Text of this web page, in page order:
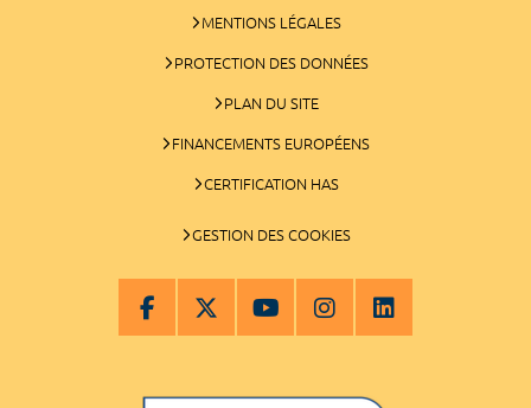
MENTIONS LÉGALES
PROTECTION DES DONNÉES
PLAN DU SITE
FINANCEMENTS EUROPÉENS
CERTIFICATION HAS
GESTION DES COOKIES